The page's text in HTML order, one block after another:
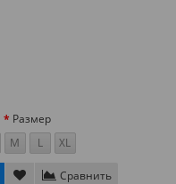
Размер
M L XL
Сравнить